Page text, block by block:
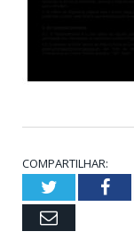
COMPARTILHAR:
Twitter
Email